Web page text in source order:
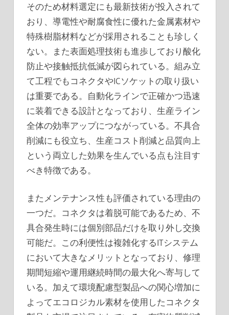
そのため材料選定にも最新技術が投入されて
おり、導電性や耐腐食性に優れた金属素材や
特殊樹脂材料などが採用されることも珍しく
ない。また表面処理技術も進歩しており酸化
防止や接触抵抗低減が図られている。組み立
て工程でもコネクタやICソケットの取り扱い
は重要である。自動化ラインで正確かつ迅速
に装着できる設計となっており、生産ライン
全体の効率アップにつながっている。不具合
削減にも役立ち、生産コスト削減と品質向上
という両立した効果を生んでいる点も注目す
べき特徴である。
またメンテナンス性も評価されている理由の
一つだ。コネクタは着脱可能であるため、不
具合発生時には個別部品だけを取り外し交換
可能だ。この利便性は複雑化するITシステム
において大きなメリットとなっており、修理
期間短縮や運用継続時間の最大化へ寄与して
いる。加えて環境配慮型製品への関心増加に
よってエコロジカル素材を使用したコネクタ